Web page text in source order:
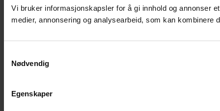
Vi bruker informasjonskapsler for å gi innhold og annonser
medier, annonsering og analysearbeid, som kan
Nødvendig
Egenskaper